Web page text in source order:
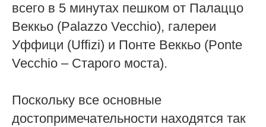
всего в 5 минутах пешком от Палаццо
Веккьо (Palazzo Vecchio), галереи
Уффици (Uffizi) и Понте Веккьо (Ponte
Vecchio – Старого моста).
Поскольку все основные
достопримечательности находятся так